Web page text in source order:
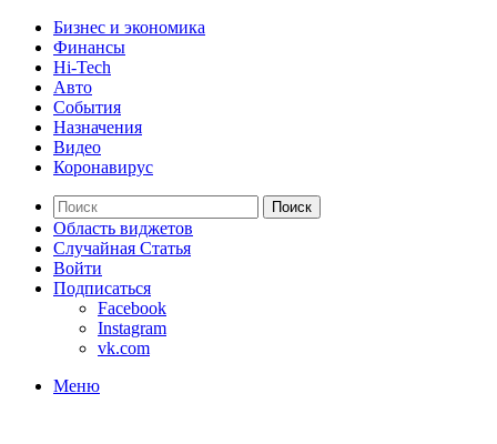
Бизнес и экономика
Финансы
Hi-Tech
Авто
События
Назначения
Видео
Коронавирус
Поиск
Область виджетов
Случайная Статья
Войти
Подписаться
Facebook
Instagram
vk.com
Меню